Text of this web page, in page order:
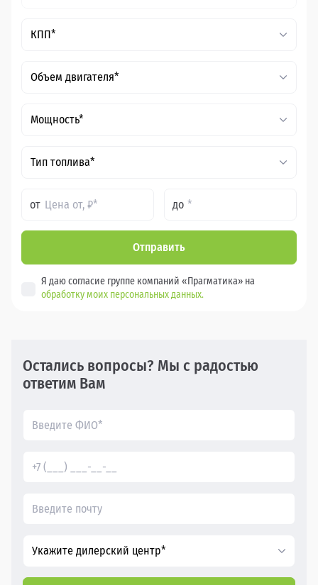
КПП*
Объем двигателя*
Мощность*
Тип топлива*
от до
Отправить
Я даю согласие группе компаний «Прагматика» на
обработку моих персональных данных.
Остались вопросы? Мы с радостью
ответим Вам
Укажите дилерский центр*